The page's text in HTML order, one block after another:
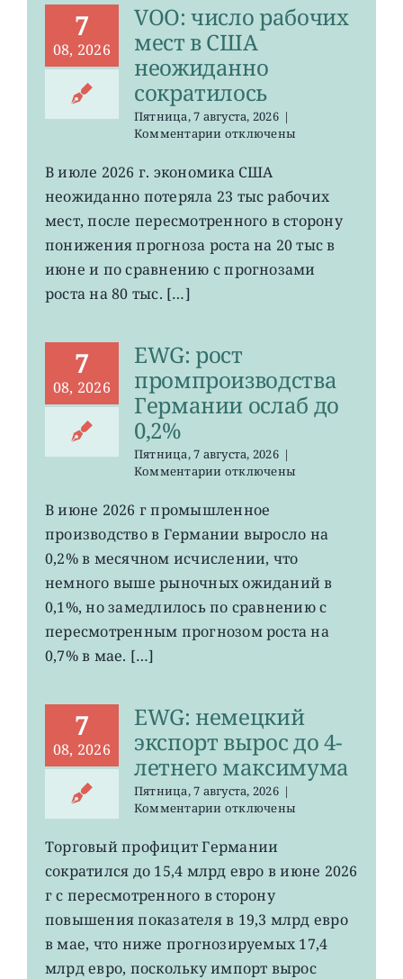
7
08, 2026
VOO: число рабочих
мест в США
неожиданно
сократилось
Пятница, 7 августа, 2026 |
Комментариик
VOO:
рабочих
мест
США
неожиданно
отключены
В июле 2026 г. экономика США
неожиданно потеряла 23 тыс рабочих
мест, после пересмотренного в сторону
понижения прогноза роста на 20 тыс в
июне и по сравнению с прогнозами
роста на 80 тыс. […]
7
08, 2026
EWG: рост
промпроизводства
Германии ослаб до
0,2%
Пятница, 7 августа, 2026 |
Комментариик
EWG:
рост
промпроизводства
Германии
до
0,2%
отключены
В июне 2026 г промышленное
производство в Германии выросло на
0,2% в месячном исчислении, что
немного выше рыночных ожиданий в
0,1%, но замедлилось по сравнению с
пересмотренным прогнозом роста на
0,7% в мае. […]
7
08, 2026
EWG: немецкий
экспорт вырос до 4-
летнего максимума
Пятница, 7 августа, 2026 |
Комментариик
EWG:
немецкий
экспорт
вырос
4-
летнего
отключены
Торговый профицит Германии
сократился до 15,4 млрд евро в июне 2026
г с пересмотренного в сторону
повышения показателя в 19,3 млрд евро
в мае, что ниже прогнозируемых 17,4
млрд евро, поскольку импорт вырос